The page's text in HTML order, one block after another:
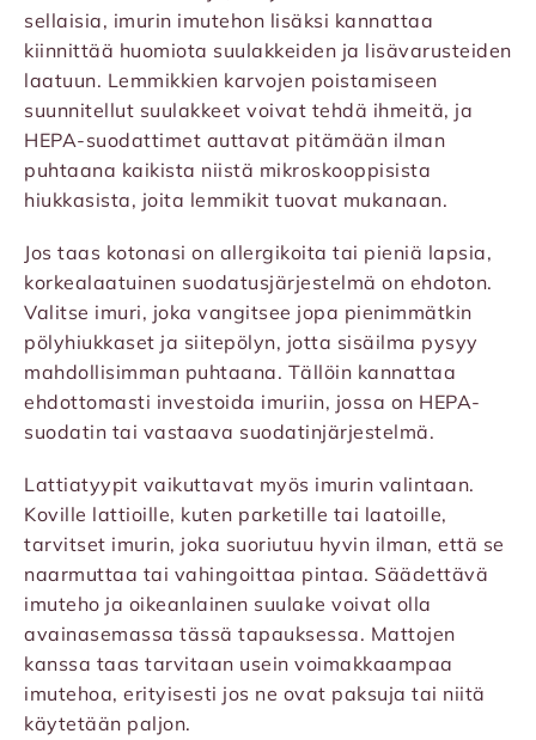
sellaisia, imurin imutehon lisäksi kannattaa
kiinnittää huomiota suulakkeiden ja lisävarusteiden
laatuun. Lemmikkien karvojen poistamiseen
suunnitellut suulakkeet voivat tehdä ihmeitä, ja
HEPA-suodattimet auttavat pitämään ilman
puhtaana kaikista niistä mikroskooppisista
hiukkasista, joita lemmikit tuovat mukanaan.
Jos taas kotonasi on allergikoita tai pieniä lapsia,
korkealaatuinen suodatusjärjestelmä on ehdoton.
Valitse imuri, joka vangitsee jopa pienimmätkin
pölyhiukkaset ja siitepölyn, jotta sisäilma pysyy
mahdollisimman puhtaana. Tällöin kannattaa
ehdottomasti investoida imuriin, jossa on HEPA-
suodatin tai vastaava suodatinjärjestelmä.
Lattiatyypit vaikuttavat myös imurin valintaan.
Koville lattioille, kuten parketille tai laatoille,
tarvitset imurin, joka suoriutuu hyvin ilman, että se
naarmuttaa tai vahingoittaa pintaa. Säädettävä
imuteho ja oikeanlainen suulake voivat olla
avainasemassa tässä tapauksessa. Mattojen
kanssa taas tarvitaan usein voimakkaampaa
imutehoa, erityisesti jos ne ovat paksuja tai niitä
käytetään paljon.